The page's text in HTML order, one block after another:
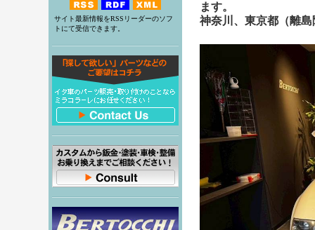
サイト最新情報をRSSリーダーのソフ
トにて受信できます。
ます。
神奈川、東京都（離